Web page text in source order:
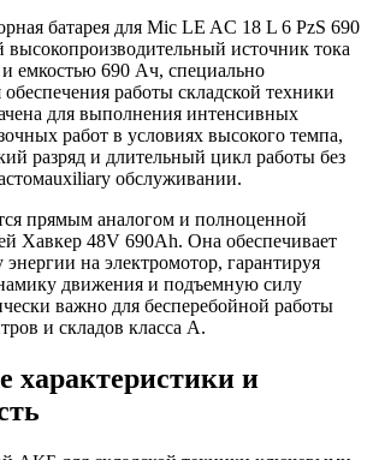
батарея для Mic LE AC 18 L 6 PzS 690
высокопроизводительный источник тока
емкостью 690 Ач, специально
работы складской техники
для выполнения интенсивных
работ в условиях высокого темпа,
разряд и длительный цикл работы без
обслуживании.
прямым аналогом и полноценной
Хавкер 48V 690Ah. Она обеспечивает
на электромотор, гарантируя
движения и подъемную силу
важно для бесперебойной работы
и складов класса А.
характеристики и